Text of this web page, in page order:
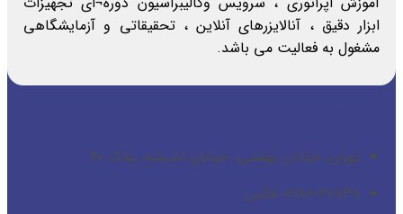
ابزار دقیق ، آنالایزرهای آنلاین ، تحقیقاتی و آزمایشگاهی
مشغول به فعالیت می باشد.
تهران، خیابان بهشتی، خیابان اندیشه، پلاک ۴۰
۰۲۱۸۶۰۲۷۸۳۸ فکس